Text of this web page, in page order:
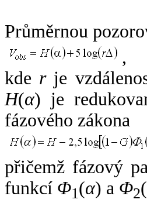
Průměrnou
,
kde rje
H(α) je
fázového zákona
přičemž fázový
funkcí Φ1(α) a Φ2(